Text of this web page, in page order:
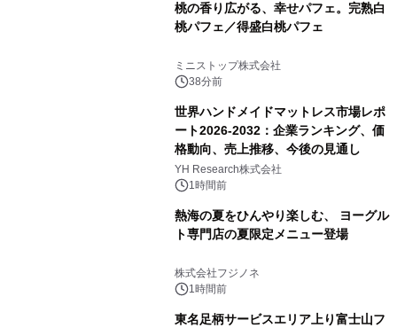
桃の香り広がる、幸せパフェ。完熟白
桃パフェ／得盛白桃パフェ
ミニストップ株式会社
38分前
世界ハンドメイドマットレス市場レポ
ート2026-2032：企業ランキング、価
格動向、売上推移、今後の見通し
YH Research株式会社
1時間前
熱海の夏をひんやり楽しむ、 ヨーグル
ト専門店の夏限定メニュー登場
株式会社フジノネ
1時間前
東名足柄サービスエリア上り富士山フ